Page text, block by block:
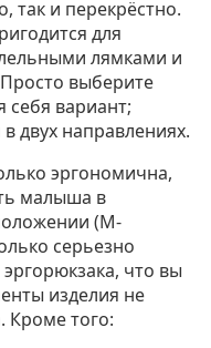
так и перекрёстно.
для
лямками и
выберите
вариант;
двух направлениях.
эргономична,
малыша в
(М-
серьезно
что вы
изделия не
Кроме того: